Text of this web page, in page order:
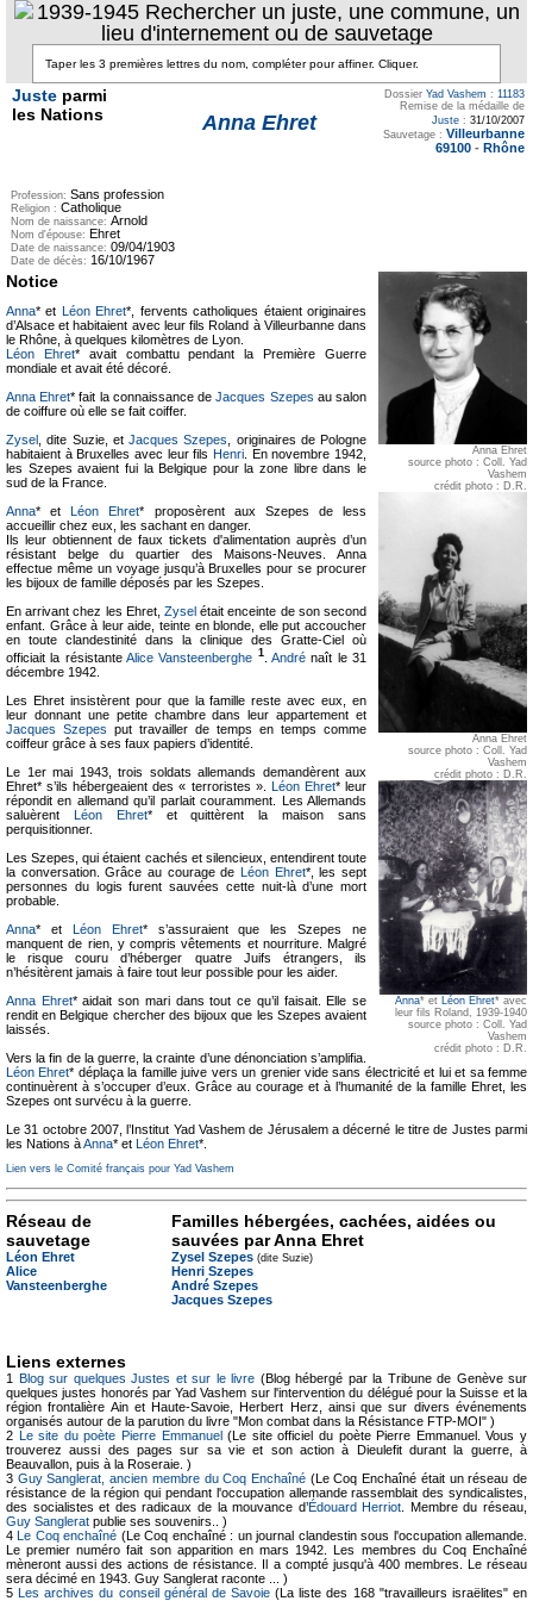
1939-1945 Rechercher un juste, une commune, un
lieu d'internement ou de sauvetage
Juste parmi
les Nations
Anna Ehret
Dossier Yad Vashem : 11183
Remise de la médaille de
Juste : 31/10/2007
Sauvetage : Villeurbanne
69100 - Rhône
Profession: Sans profession
Religion : Catholique
Nom de naissance: Arnold
Nom d'épouse: Ehret
Date de naissance: 09/04/1903
Date de décès: 16/10/1967
Anna Ehret
source photo : Coll. Yad
Vashem
crédit photo : D.R.
Anna Ehret
source photo : Coll. Yad
Vashem
crédit photo : D.R.
Anna* et Léon Ehret* avec
leur fils Roland, 1939-1940
source photo : Coll. Yad
Vashem
crédit photo : D.R.
Notice
Anna* et Léon Ehret*, fervents catholiques étaient originaires
d’Alsace et habitaient avec leur fils Roland à Villeurbanne dans
le Rhône, à quelques kilomètres de Lyon.
Léon Ehret* avait combattu pendant la Première Guerre
mondiale et avait été décoré.
Anna Ehret* fait la connaissance deJacques Szepes au salon
de coiffure où elle se fait coiffer.
Zysel , dite Suzie, et Jacques Szepes
, originaires de Pologne
habitaient à Bruxelles avec leur fils Henri . En novembre 1942,
les Szepes avaient fui la Belgique pour la zone libre dans le
sud de la France.
Anna* etLéon Ehret* proposèrent aux Szepes de less
accueillir chez eux, les sachant en danger.
Ils leur obtiennent de faux tickets d'alimentation auprès d’un
résistant belge du quartier des Maisons-Neuves. Anna
effectue même un voyage jusqu’à Bruxelles pour se procurer
les bijoux de famille déposés par les Szepes.
En arrivant chez les Ehret, Zysel était enceinte de son second
enfant. Grâce à leur aide, teinte en blonde, elle put accoucher
en toute clandestinité dans la clinique des Gratte-Ciel où
officiait la résistante Alice Vansteenberghe 1.André naît le 31
décembre 1942.
Les Ehret insistèrent pour que la famille reste avec eux, en
leur donnant une petite chambre dans leur appartement et
Jacques Szepes put travailler de temps en temps comme
coiffeur grâce à ses faux papiers d’identité.
Le 1er mai 1943, trois soldats allemands demandèrent aux
Ehret* s’ils hébergeaient des « terroristes ». Léon Ehret* leur
répondit en allemand qu’il parlait couramment. Les Allemands
saluèrent Léon Ehret* et quittèrent la maison sans
perquisitionner.
Les Szepes, qui étaient cachés et silencieux, entendirent toute
la conversation. Grâce au courage de Léon Ehret*, les sept
personnes du logis furent sauvées cette nuit-là d’une mort
probable.
Anna* et Léon Ehret* s’assuraient que les Szepes ne
manquent de rien, y compris vêtements et nourriture. Malgré
le risque couru d’héberger quatre Juifs étrangers, ils
n’hésitèrent jamais à faire tout leur possible pour les aider.
Anna Ehret* aidait son mari dans tout ce qu’il faisait. Elle se
rendit en Belgique chercher des bijoux que les Szepes avaient
laissés.
Vers la fin de la guerre, la crainte d’une dénonciation s’amplifia.
Léon Ehret* déplaça la famille juive vers un grenier vide sans électricité et lui et sa femme
continuèrent à s’occuper d’eux. Grâce au courage et à l’humanité de la famille Ehret, les
Szepes ont survécu à la guerre.
Le 31 octobre 2007, l’Institut Yad Vashem de Jérusalem a décerné le titre de Justes parmi
les Nations àAnna* et Léon Ehret*.
Lien vers le Comité français pour Yad Vashem
Réseau de
sauvetage
Léon Ehret
Alice
Vansteenberghe
Familles hébergées, cachées, aidées ou
sauvées par Anna Ehret
Zysel Szepes (dite Suzie)
Henri Szepes
André Szepes
Jacques Szepes
Liens externes
1 Blog sur quelques Justes et sur le livre (Blog hébergé par la Tribune de Genève sur
quelques justes honorés par Yad Vashem sur l'intervention du délégué pour la Suisse et la
région frontalière Ain et Haute-Savoie, Herbert Herz, ainsi que sur divers événements
organisés autour de la parution du livre "Mon combat dans la Résistance FTP-MOI" )
2 Le site du poète Pierre Emmanuel(Le site officiel du poète Pierre Emmanuel. Vous y
trouverez aussi des pages sur sa vie et son action à Dieulefit durant la guerre, à
Beauvallon, puis à la Roseraie. )
3 Guy Sanglerat, ancien membre du Coq Enchaîné (Le Coq Enchaîné était un réseau de
résistance de la région qui pendant l'occupation allemande rassemblait des syndicalistes,
des socialistes et des radicaux de la mouvance d’Édouard Herriot . Membre du réseau,
Guy Sanglerat publie ses souvenirs.. )
4Le Coq enchaîné (Le Coq enchaîné : un journal clandestin sous l'occupation allemande.
Le premier numéro fait son apparition en mars 1942. Les membres du Coq Enchaîné
mèneront aussi des actions de résistance. Il a compté jusqu'à 400 membres. Le réseau
sera décimé en 1943. Guy Sanglerat raconte ... )
5Les archives du conseil général de Savoie (La liste des 168 "travailleurs israëlites" en